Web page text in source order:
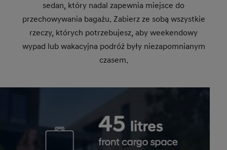
sedan, który nadal zapewnia miejsce do
przechowywania bagażu. Zabierz ze sobą wszystkie
rzeczy, których potrzebujesz, aby weekendowy
wypad lub wakacyjna podróż były niezapomnianym
czasem.